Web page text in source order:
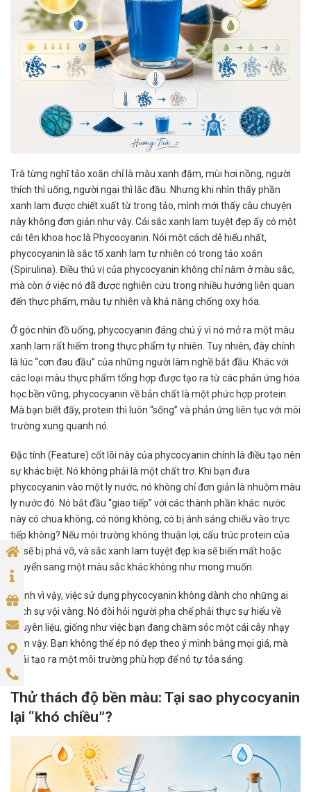
Trà từng nghĩ tảo xoắn chỉ là màu xanh đậm, mùi hơi nồng, người
thích thì uống, người ngại thì lắc đầu. Nhưng khi nhìn thấy phần
xanh lam được chiết xuất từ trong tảo, mình mới thấy câu chuyện
này không đơn giản như vậy. Cái sắc xanh lam tuyệt đẹp ấy có một
cái tên khoa học là Phycocyanin. Nói một cách dễ hiểu nhất,
phycocyanin là sắc tố xanh lam tự nhiên có trong tảo xoắn
(Spirulina). Điều thú vị của phycocyanin không chỉ nằm ở màu sắc,
mà còn ở việc nó đã được nghiên cứu trong nhiều hướng liên quan
đến thực phẩm, màu tự nhiên và khả năng chống oxy hóa.
Ở góc nhìn đồ uống, phycocyanin đáng chú ý vì nó mở ra một màu
xanh lam rất hiếm trong thực phẩm tự nhiên. Tuy nhiên, đây chính
là lúc “cơn đau đầu” của những người làm nghề bắt đầu. Khác với
các loại màu thực phẩm tổng hợp được tạo ra từ các phản ứng hóa
học bền vững, phycocyanin về bản chất là một phức hợp protein.
Mà bạn biết đấy, protein thì luôn “sống” và phản ứng liên tục với môi
trường xung quanh nó.
Đặc tính (Feature) cốt lõi này của phycocyanin chính là điều tạo nên
sự khác biệt. Nó không phải là một chất trơ. Khi bạn đưa
phycocyanin vào một ly nước, nó không chỉ đơn giản là nhuộm màu
ly nước đó. Nó bắt đầu “giao tiếp” với các thành phần khác: nước
này có chua không, có nóng không, có bị ánh sáng chiếu vào trực
tiếp không? Nếu môi trường không thuận lợi, cấu trúc protein của
nó sẽ bị phá vỡ, và sắc xanh lam tuyệt đẹp kia sẽ biến mất hoặc
chuyển sang một màu sắc khác không như mong muốn.
Chính vì vậy, việc sử dụng phycocyanin không dành cho những ai
thích sự vội vàng. Nó đòi hỏi người pha chế phải thực sự hiểu về
nguyên liệu, giống như việc bạn đang chăm sóc một cái cây nhạy
cảm vậy. Bạn không thể ép nó đẹp theo ý mình bằng mọi giá, mà
phải tạo ra một môi trường phù hợp để nó tự tỏa sáng.
Thử thách độ bền màu: Tại sao phycocyanin
lại “khó chiều”?